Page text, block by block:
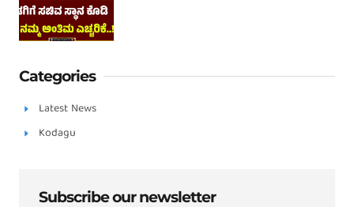
Categories
Latest News
Kodagu
Subscribe our newsletter